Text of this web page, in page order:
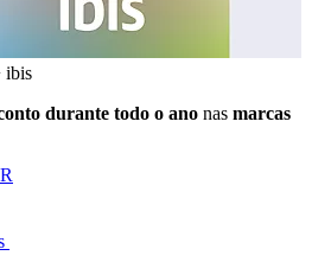
ibis
durante todo o ano nas marcas